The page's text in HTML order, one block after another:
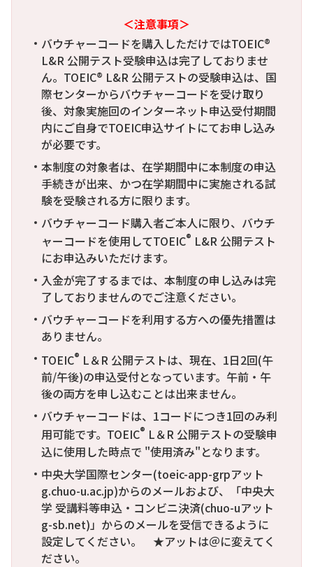
＜注意事項＞
バウチャーコードを購入しただけではTOEIC®
L&R 公開テスト受験申込は完了しておりませ
ん。TOEIC® L&R 公開テストの受験申込は、国
際センターからバウチャーコードを受け取り
後、対象実施回のインターネット申込受付期間
内にご自身でTOEIC申込サイトにてお申し込み
が必要です。
本制度の対象者は、在学期間中に本制度の申込
手続きが出来、かつ在学期間中に実施される試
験を受験される方に限ります。
バウチャーコード購入者ご本人に限り、バウチ
ャーコードを使用してTOEIC® L&R 公開テスト
にお申込みいただけます。
入金が完了するまでは、本制度の申し込みは完
了しておりませんのでご注意ください。
バウチャーコードを利用する方への優先措置は
ありません。
TOEIC® L＆R 公開テストは、現在、1日2回(午
前/午後)の申込受付となっています。午前・午
後の両方を申し込むことは出来ません。
バウチャーコードは、1コードにつき1回のみ利
用可能です。TOEIC® L＆R 公開テストの受験申
込に使用した時点で "使用済み"となります。
中央大学国際センター(toeic-app-grpアット
g.chuo-u.ac.jp)からのメールおよび、「中央大
学 受講料等申込・コンビニ決済(chuo-uアット
g-sb.net)」からのメールを受信できるように
設定してください。 ★アットは＠に変えてく
ださい。